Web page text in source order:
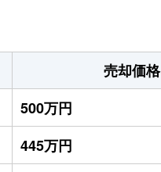
売却価格
500万円
445万円